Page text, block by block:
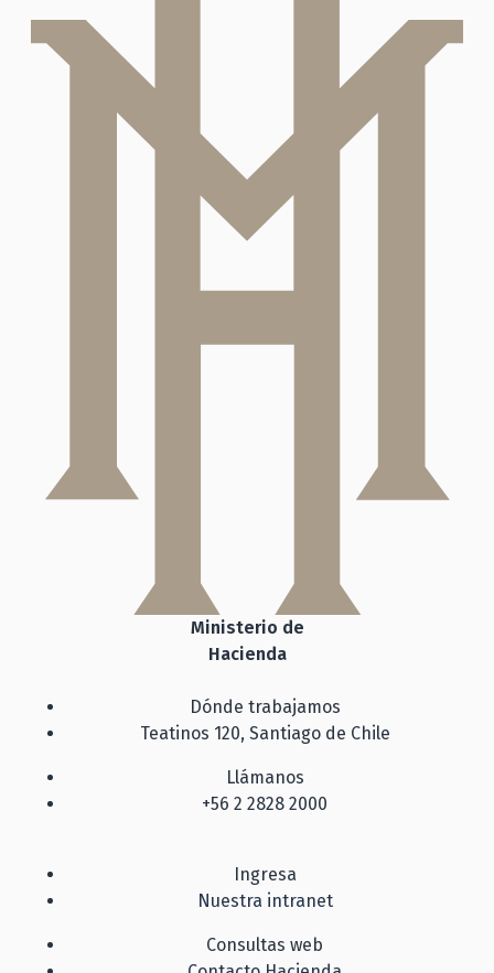
Ministerio de
Hacienda
Dónde trabajamos
Teatinos 120, Santiago de Chile
Llámanos
+56 2 2828 2000
Ingresa
Nuestra intranet
Consultas web